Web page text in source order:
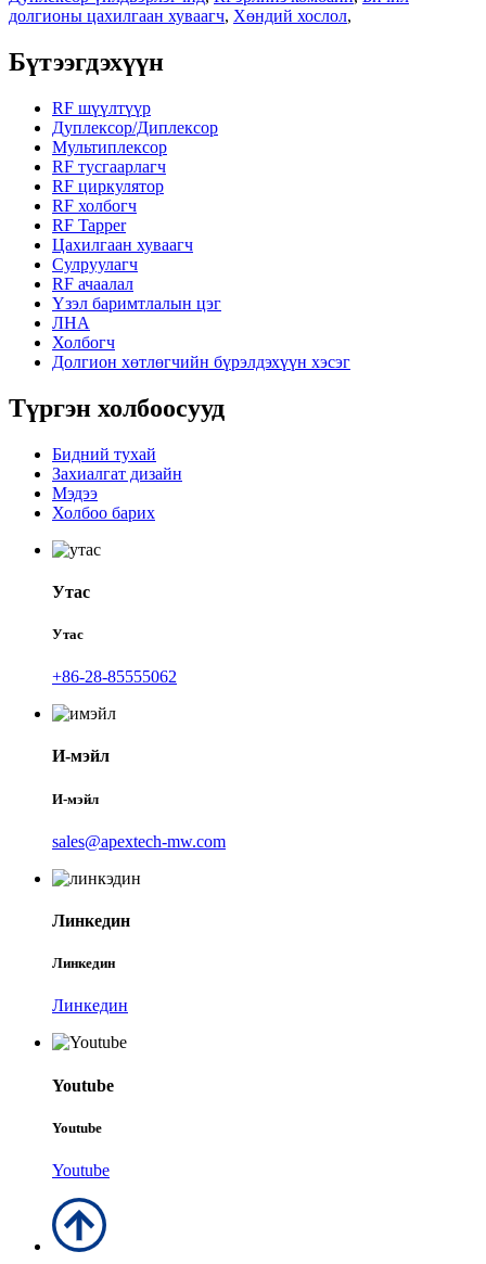
долгионы цахилгаан хуваагч, Хөндий хослол,
Бүтээгдэхүүн
RF шүүлтүүр
Дуплексор/Диплексор
Мультиплексор
RF тусгаарлагч
RF циркулятор
RF холбогч
RF Tapper
Цахилгаан хуваагч
Сулруулагч
RF ачаалал
Үзэл баримтлалын цэг
ЛНА
Холбогч
Долгион хөтлөгчийн бүрэлдэхүүн хэсэг
Түргэн холбоосууд
Бидний тухай
Захиалгат дизайн
Мэдээ
Холбоо барих
Утас
Утас
+86-28-85555062
И-мэйл
И-мэйл
sales@apextech-mw.com
Линкедин
Линкедин
Линкедин
Youtube
Youtube
Youtube